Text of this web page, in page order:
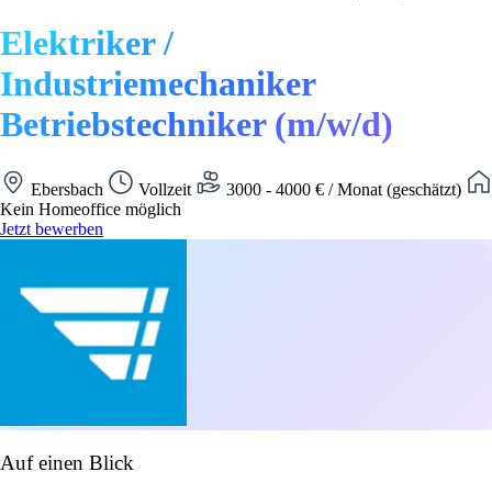
Elektriker /
Industriemechaniker
Betriebstechniker (m/w/d)
Ebersbach Vollzeit
3000 - 4000 € / Monat (geschätzt)
Kein Homeoffice möglich
Jetzt bewerben
Auf einen Blick